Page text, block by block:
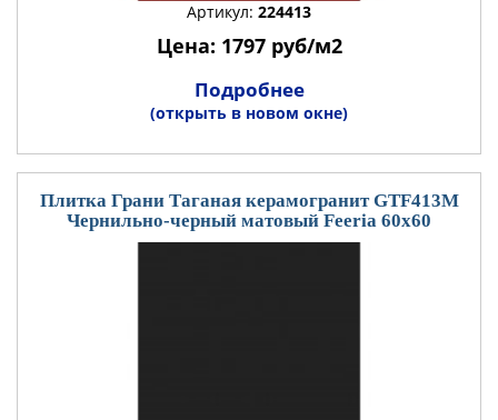
Артикул: 224413
Цена: 1797 руб/м2
Подробнее
(открыть в новом окне)
Плитка Грани Таганая керамогранит GTF413М
Чернильно-черный матовый Feeria 60x60